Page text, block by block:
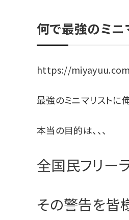
何で最強のミニ
https://
最強のミニマリストに
本当の目的は、、、
全国民フリー
その警告を皆